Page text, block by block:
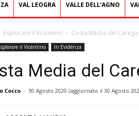
VAL LEOGRA VALLE DELL’AGNO
Esplorare il Vicentino Costa Media del Carega
il Vicentino In Evidenza
Media del
Cocco - 30 Agosto 2020 (aggiornato il 30 Agosto